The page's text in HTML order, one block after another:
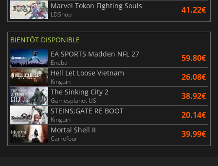
Marvel Tokon Fighting Souls
LDShop 41.22€
BIENTÔT DISPONIBLE
EA SPORTS Madden NFL 27
Eneba 59.80€
Hell Let Loose Vietnam
Kinguin 26.08€
The Sinking City 2
Gamesplanet US 38.92€
STEINS;GATE RE BOOT
Kinguin 20.14€
Mortal Shell II
Carrefour 39.99€